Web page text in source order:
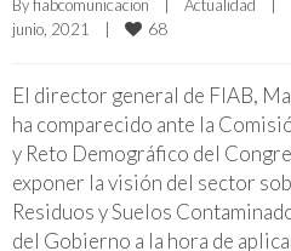
By fiabcomunicacion Actualidad
junio, 2021
68
El director general de FIAB,
ha comparecido ante la
y Reto Demográfico del
exponer la visión del sector
Residuos y Suelos
del Gobierno a la hora de